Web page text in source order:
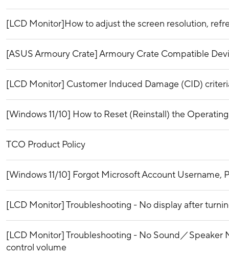
[LCD Monitor]How to adjust the screen resolution,
[ASUS Armoury Crate] Armoury Crate Compatible
[LCD Monitor] Customer Induced Damage (CID)
[Windows 11/10] How to Reset (Reinstall) the
TCO Product Policy
[Windows 11/10] Forgot Microsoft Account Username,
[LCD Monitor] Troubleshooting - No display after
[LCD Monitor] Troubleshooting - No Sound／Speaker
control volume